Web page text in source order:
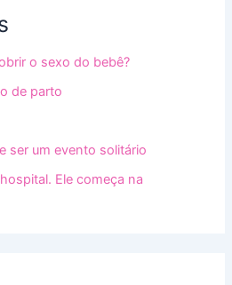
o sexo do bebê?
de parto
ser um evento solitário
Ele começa na